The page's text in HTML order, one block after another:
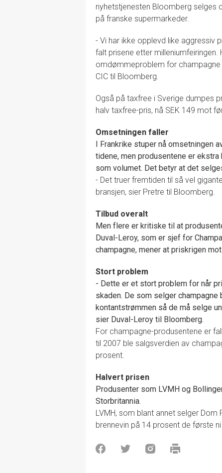
nyhetstjenesten Bloomberg selges
på franske supermarkeder.
- Vi har ikke opplevd like aggressiv
falt prisene etter
omdømmeproblem for champagne
CIC til Bloomberg.
Også på taxfree i Sverige dumpes
halv taxfree-pris, nå SEK 149 mot
Omsetningen faller
I Frankrike stuper nå omsetningen
tidene, men produsentene er
som volumet. Det betyr at det
- Det truer fremtiden til så vel
bransjen, sier Pretre til Bloomberg.
Tilbud overalt
Men flere er kritiske til at
Duval-Leroy, som er sjef for
champagne, mener at priskrigen
Stort problem
- Dette er et stort problem for når
skaden. De som selger
kontantstrømmen så de må selge
sier Duval-Leroy til Bloomberg.
For champagne-produsentene er
til 2007 ble salgsverdien av
prosent.
Halvert prisen
Produsenter som LVMH og
Storbritannia.
LVMH, som blant annet selger
brennevin på 14 prosent de første